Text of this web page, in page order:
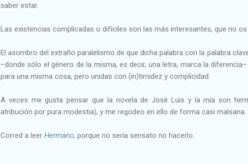
saber estar.
Las existencias complicadas o difíciles son las más interesantes, que no os
El asombro del extraño paralelismo de que dicha palabra con la palabra
–donde sólo el género de la misma, es decir, una letra, marca la
para una misma cosa, pero unidas con (in)timidez y complicidad.
A veces me gusta pensar que la novela de José Luis y la mía son
atribución por pura modestia), y me regodeo en ello de forma casi malsana.
Corred a leer Hermano, porque no sería sensato no hacerlo.